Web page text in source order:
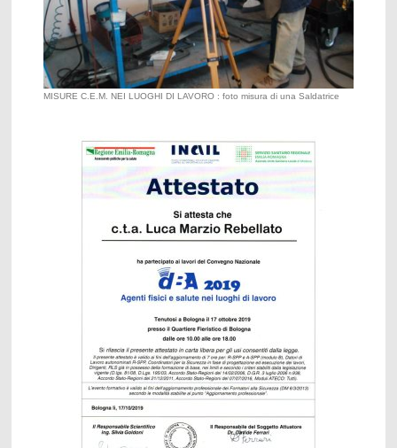
MISURE C.E.M. NEI LUOGHI DI LAVORO : foto misura di una Saldatrice